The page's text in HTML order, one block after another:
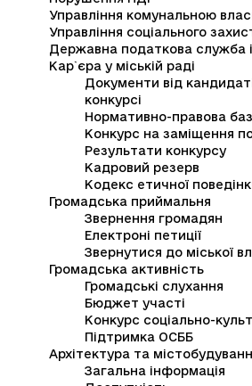
Управління комунальною
Управління соціального
Державна податкова служба
Кар`єра у міській раді
Документи від
конкурсі
Нормативно-правова
Конкурс на заміщення
Результати конкурсу
Кадровий резерв
Кодекс етичної
Громадська приймальня
Звернення громадян
Електроні петиції
Звернутися до міської
Громадська активність
Громадські слухання
Бюджет участі
Конкурс соціально-
Підтримка ОСББ
Архітектура та
Загальна інформація